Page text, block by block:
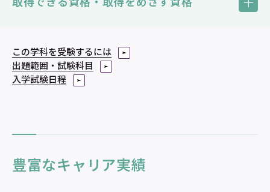
国家試験合格率実績（2026年3月卒業生）
作業療法士の
100％
この学科を受験するには
出題範囲・試験科目
入学試験日程
豊富なキャリア実績